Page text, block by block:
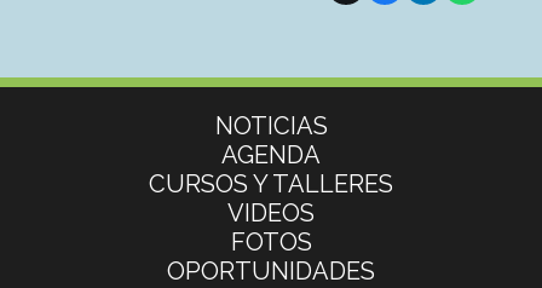
NOTICIAS
AGENDA
CURSOS Y TALLERES
VIDEOS
FOTOS
OPORTUNIDADES